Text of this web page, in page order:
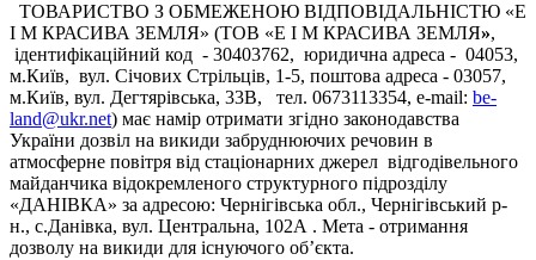
ТОВАРИСТВО З ОБМЕЖЕНОЮ ВІДПОВІДАЛЬНІСТЮ «Е
I М КРАСИВА ЗЕМЛЯ» (ТОВ «Е I М КРАСИВА ЗЕМЛЯ»,
ідентифікаційний код - 30403762, юридична адреса - 04053,
м.Київ, вул. Січових Стрільців, 1-5, поштова адреса - 03057,
м.Київ, вул. Дегтярівська, 33В, тел. 0673113354, e-mail: be-
land@ukr.net) має намір отримати згідно законодавства
України дозвіл на викиди забруднюючих речовин в
атмосферне повітря від стаціонарних джерел відгодівельного
майданчика відокремленого структурного підрозділу
«ДАНІВКА» за адресою: Чернігівська обл., Чернігівський р-
н., с.Данівка, вул. Центральна, 102А . Мета - отримання
дозволу на викиди для існуючого об’єкта.